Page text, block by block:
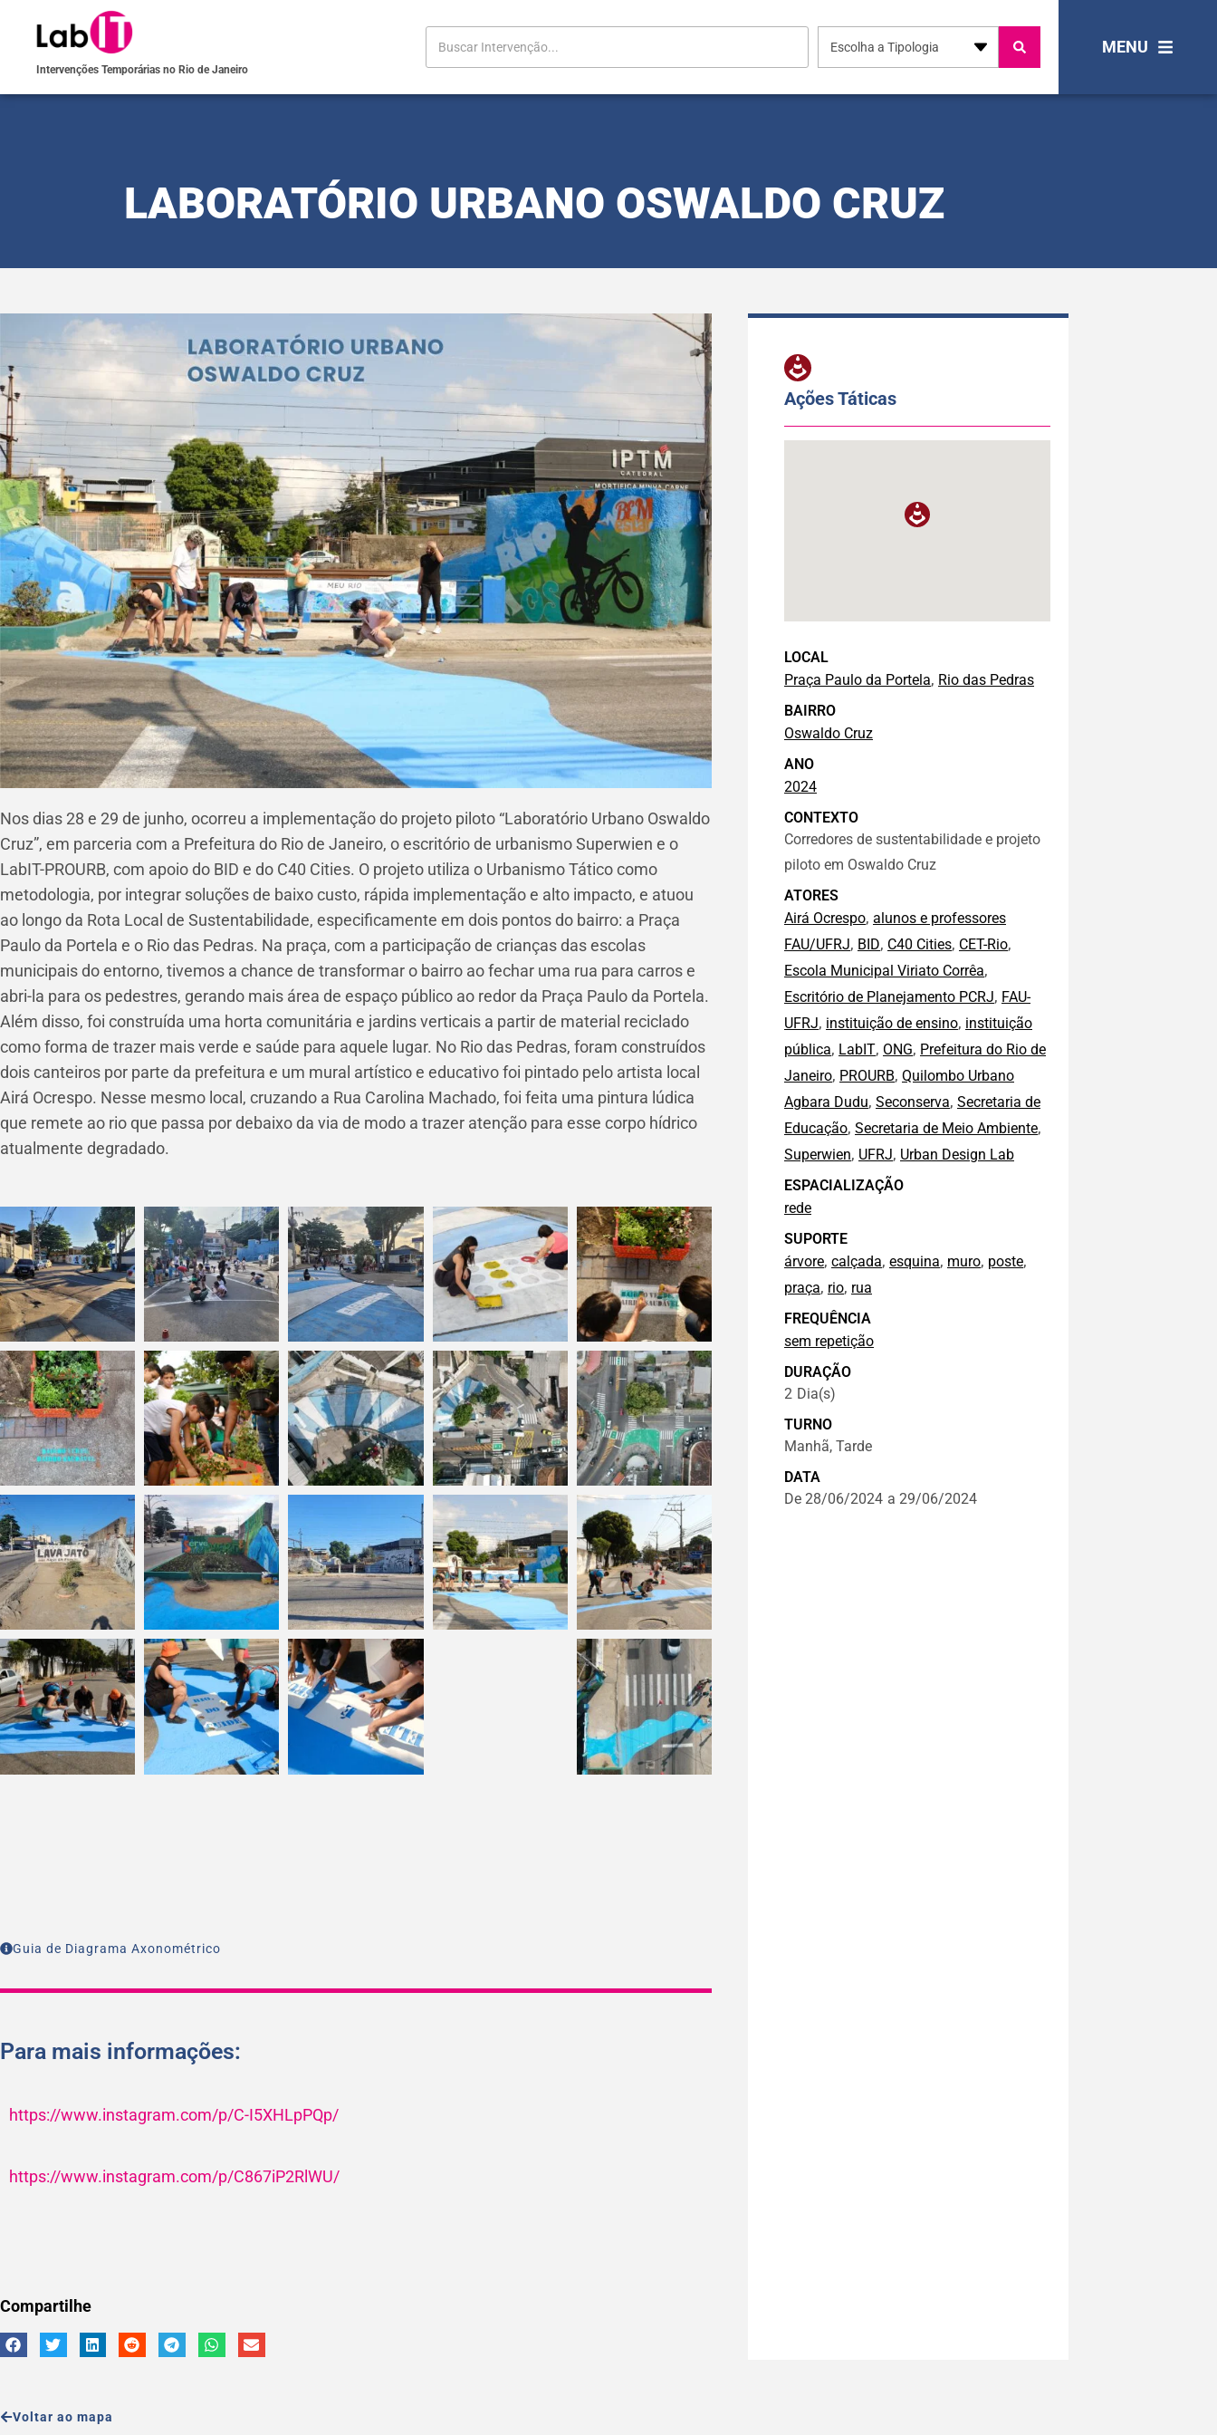
Intervenções Temporárias no Rio de Janeiro
Escolha a Tipologia MENU
LABORATÓRIO URBANO OSWALDO CRUZ
Nos dias 28 e 29 de junho, ocorreu a implementação do projeto piloto “Laboratório Urbano Oswaldo
Cruz”, em parceria com a Prefeitura do Rio de Janeiro, o escritório de urbanismo Superwien e o
LabIT-PROURB, com apoio do BID e do C40 Cities. O projeto utiliza o Urbanismo Tático como
metodologia, por integrar soluções de baixo custo, rápida implementação e alto impacto, e atuou
ao longo da Rota Local de Sustentabilidade, especificamente em dois pontos do bairro: a Praça
Paulo da Portela e o Rio das Pedras. Na praça, com a participação de crianças das escolas
municipais do entorno, tivemos a chance de transformar o bairro ao fechar uma rua para carros e
abri-la para os pedestres, gerando mais área de espaço público ao redor da Praça Paulo da Portela.
Além disso, foi construída uma horta comunitária e jardins verticais a partir de material reciclado
como forma de trazer mais verde e saúde para aquele lugar. No Rio das Pedras, foram construídos
dois canteiros por parte da prefeitura e um mural artístico e educativo foi pintado pelo artista local
Airá Ocrespo. Nesse mesmo local, cruzando a Rua Carolina Machado, foi feita uma pintura lúdica
que remete ao rio que passa por debaixo da via de modo a trazer atenção para esse corpo hídrico
atualmente degradado.
Guia de Diagrama Axonométrico
Para mais informações:
https://www.instagram.com/p/C-I5XHLpPQp/
https://www.instagram.com/p/C867iP2RlWU/
Compartilhe
Ações Táticas
LOCAL
Praça Paulo da Portela, Rio das Pedras
BAIRRO
Oswaldo Cruz
ANO
2024
CONTEXTO
Corredores de sustentabilidade e projeto
piloto em Oswaldo Cruz
ATORES
Airá Ocrespo, alunos e professores
FAU/UFRJ, BID, C40 Cities, CET-Rio,
Escola Municipal Viriato Corrêa,
Escritório de Planejamento PCRJ, FAU-
UFRJ, instituição de ensino, instituição
pública, LabIT, ONG, Prefeitura do Rio de
Janeiro, PROURB, Quilombo Urbano
Agbara Dudu, Seconserva, Secretaria de
Educação, Secretaria de Meio Ambiente,
Superwien, UFRJ, Urban Design Lab
ESPACIALIZAÇÃO
rede
SUPORTE
árvore, calçada, esquina, muro, poste,
praça, rio, rua
FREQUÊNCIA
sem repetição
DURAÇÃO
2 Dia(s)
TURNO
Manhã, Tarde
DATA
De 28/06/2024 a 29/06/2024
Voltar ao mapa